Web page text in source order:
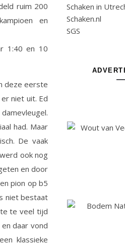
ruim 200
en
1:40 en 10
deze eerste
niet uit. Ed
had. Maar
De vaak
ook nog
en door
pion op b5
niet bestaat
te veel tijd
daar vond
klassieke
Schaken in
Schaken.nl
SGS